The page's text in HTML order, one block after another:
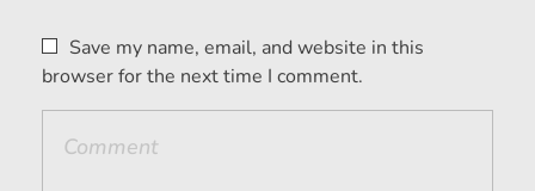
Save my name, email, and website in this
browser for the next time I comment.